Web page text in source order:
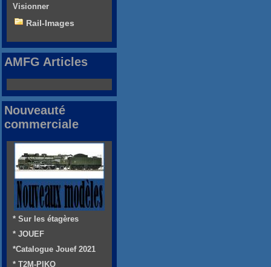
Visionner
Rail-Images
AMFG Articles
Nouveauté
commerciale
* Sur les étagères
* JOUEF
*Catalogue Jouef 2021
* T2M-PIKO